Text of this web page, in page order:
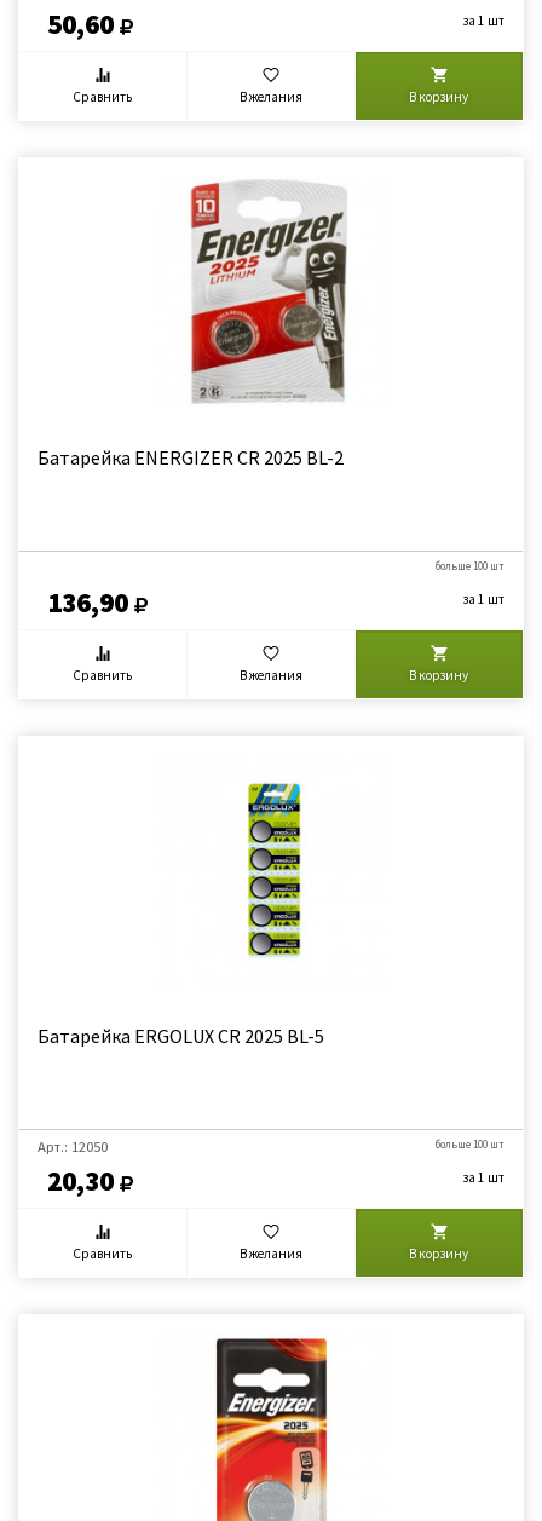
50,60 за 1 шт
Сравнить В желания В корзину
Батарейка ENERGIZER CR 2025 BL-2
136,90
больше 100 шт
за 1 шт
Сравнить В желания В корзину
Батарейка ERGOLUX CR 2025 BL-5
Арт.: 12050
20,30
больше 100 шт
за 1 шт
Сравнить В желания В корзину